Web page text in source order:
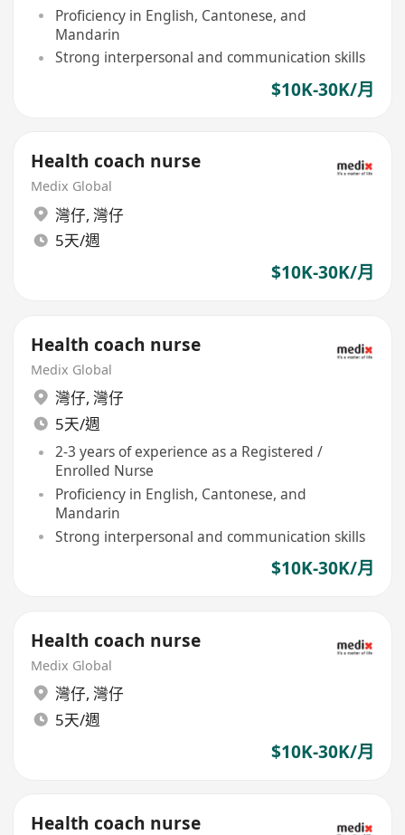
Proficiency in English, Cantonese, and
Mandarin
Strong interpersonal and communication skills
$10K-30K/月
Health coach nurse
Medix Global
灣仔, 灣仔
5天/週
$10K-30K/月
Health coach nurse
Medix Global
灣仔, 灣仔
5天/週
2-3 years of experience as a Registered /
Enrolled Nurse
Proficiency in English, Cantonese, and
Mandarin
Strong interpersonal and communication skills
$10K-30K/月
Health coach nurse
Medix Global
灣仔, 灣仔
5天/週
$10K-30K/月
Health coach nurse